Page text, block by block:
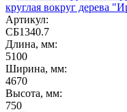
круглая вокруг дерева
Артикул:
СБ1340.7
Длина, мм:
5100
Ширина, мм:
4670
Высота, мм:
750